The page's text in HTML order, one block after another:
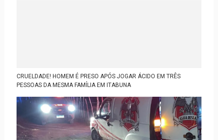
CRUELDADE! HOMEM É PRESO APÓS JOGAR ÁCIDO EM TRÊS
PESSOAS DA MESMA FAMÍLIA EM ITABUNA